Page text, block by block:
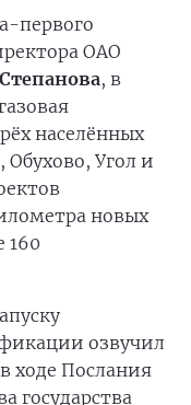
первого
ОАО
, в
населённых
Угол и
новых
160
озвучил
в ходе Послания
государства